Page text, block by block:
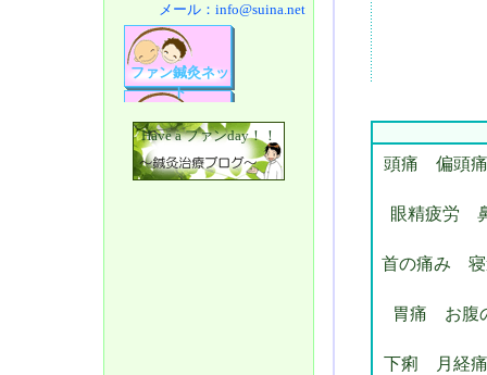
メール： info@suina.net
ファン鍼灸ネッ
ト
Have a ファンday！！
頭痛 偏頭
眼精疲労
首の痛み
胃痛 お腹
下痢 月経